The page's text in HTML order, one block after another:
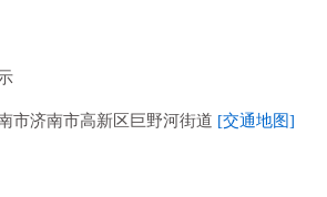
市济南市高新区巨野河街道 [交通地图]